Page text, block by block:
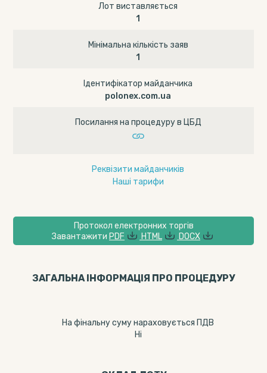
Лот виставляється
1
Мінімальна кількість заяв
1
Ідентифікатор майданчика
polonex.com.ua
Посилання на процедуру в ЦБД
Реквізити майданчиків
Наші тарифи
Протокол електронних торгів
Завантажити PDF HTML DOCX
ЗАГАЛЬНА ІНФОРМАЦІЯ ПРО ПРОЦЕДУРУ
На фінальну суму нараховується ПДВ
Ні